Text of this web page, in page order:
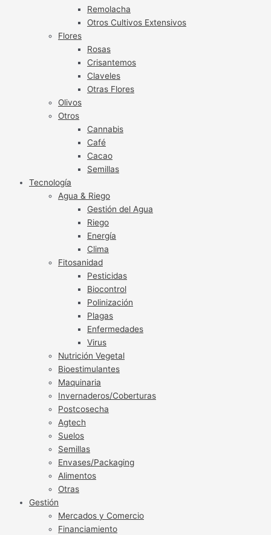
Remolacha
Otros Cultivos Extensivos
Flores
Rosas
Crisantemos
Claveles
Otras Flores
Olivos
Otros
Cannabis
Café
Cacao
Semillas
Tecnología
Agua & Riego
Gestión del Agua
Riego
Energía
Clima
Fitosanidad
Pesticidas
Biocontrol
Polinización
Plagas
Enfermedades
Virus
Nutrición Vegetal
Bioestimulantes
Maquinaria
Invernaderos/Coberturas
Postcosecha
Agtech
Suelos
Semillas
Envases/Packaging
Alimentos
Otras
Gestión
Mercados y Comercio
Financiamiento